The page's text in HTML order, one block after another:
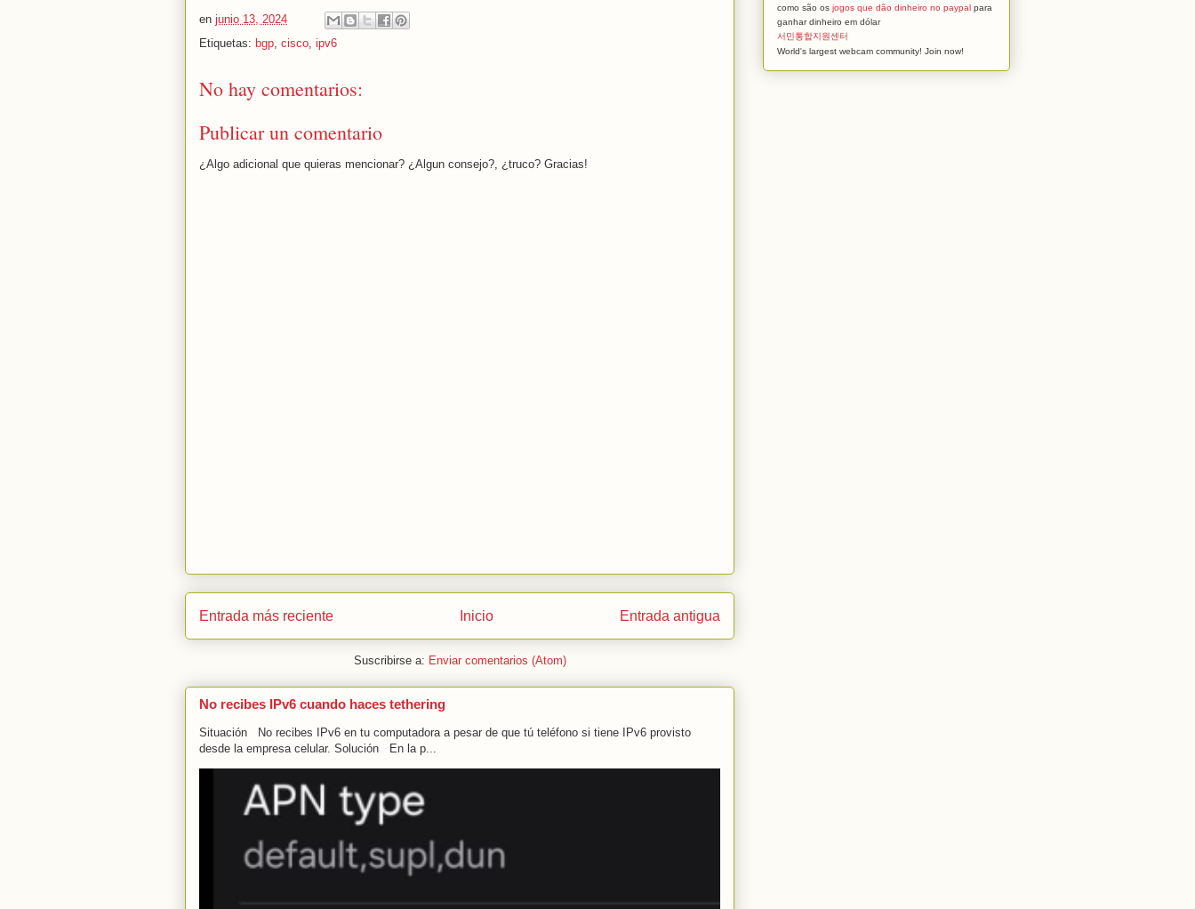
en junio 13, 2024
Etiquetas: bgp, cisco, ipv6
No hay comentarios:
Publicar un comentario
¿Algo adicional que quieras mencionar? ¿Algun consejo?, ¿truco? Gracias!
Entrada más reciente Entrada antigua
Inicio
Suscribirse a: Enviar comentarios (Atom)
No recibes IPv6 cuando haces tethering
Situación No recibes IPv6 en tu computadora a pesar de que tú teléfono si tiene IPv6 provisto
desde la empresa celular. Solución En la p...
como são os jogos que dão dinheiro no paypal para
ganhar dinheiro em dólar
서민통합지원센터
World's largest webcam community! Join now!